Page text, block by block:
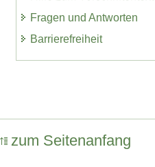
Fragen und Antworten
Barrierefreiheit
zum Seitenanfang